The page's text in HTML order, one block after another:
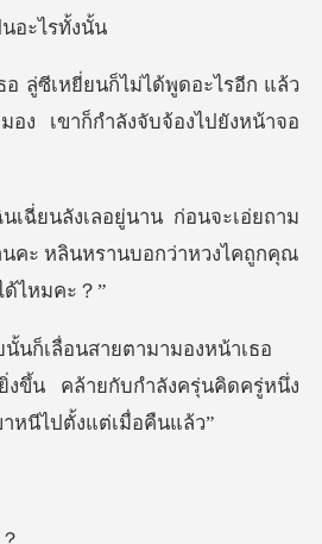
น
พูดอะไรอีก แล้ว
อง เ
่อนจะเอ่ยถาม
นคะ หลินหรานบ
งขึ้น คล้ายกับกำลังครุ่นคิดครู